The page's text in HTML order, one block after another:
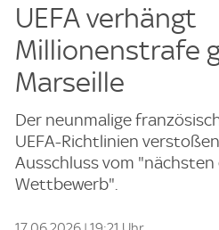
UEFA verhängt
Millionenstrafe
Marseille
Der neunmalige
UEFA-Richtlinien
Ausschluss vom
Wettbewerb".